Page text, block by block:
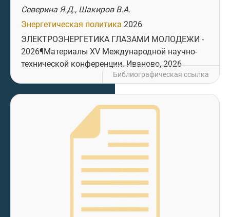
Северина Я.Д., Шакиров В.А.
Энергетическая политика 2026
ЭЛЕКТРОЭНЕРГЕТИКА ГЛАЗАМИ МОЛОДЕЖИ -
2026¶Материалы XV Международной научно-
технической конференции. Иваново, 2026
Библиографическая ссылка